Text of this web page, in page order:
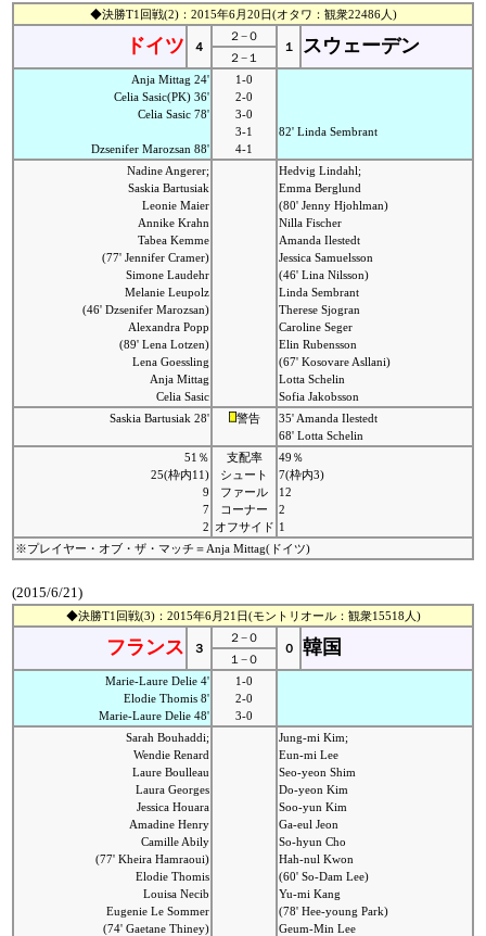
◆決勝T1回戦(2)：2015年6月20日(オタワ：観衆22486人)
ドイツ ４
２−０
１
スウェーデン
２−１
Anja Mittag 24'
Celia Sasic(PK) 36'
Celia Sasic 78'
Dzsenifer Marozsan 88'
1-0
2-0
3-0
3-1
4-1
82' Linda Sembrant
Nadine Angerer;
Saskia Bartusiak
Leonie Maier
Annike Krahn
Tabea Kemme
(77' Jennifer Cramer)
Simone Laudehr
Melanie Leupolz
(46' Dzsenifer Marozsan)
Alexandra Popp
(89' Lena Lotzen)
Lena Goessling
Anja Mittag
Celia Sasic
Hedvig Lindahl;
Emma Berglund
(80' Jenny Hjohlman)
Nilla Fischer
Amanda Ilestedt
Jessica Samuelsson
(46' Lina Nilsson)
Linda Sembrant
Therese Sjogran
Caroline Seger
Elin Rubensson
(67' Kosovare Asllani)
Lotta Schelin
Sofia Jakobsson
Saskia Bartusiak 28'
警告
35' Amanda Ilestedt
68' Lotta Schelin
51％
25(枠内11)
9
7
2
支配率
シュート
ファール
コーナー
オフサイド
49％
7(枠内3)
12
2
1
※プレイヤー・オブ・ザ・マッチ＝Anja Mittag(ドイツ)
(2015/6/21)
◆決勝T1回戦(3)：2015年6月21日(モントリオール：観衆15518人)
フランス ３
２−０
０
韓国
１−０
Marie-Laure Delie 4'
Elodie Thomis 8'
Marie-Laure Delie 48'
1-0
2-0
3-0
Sarah Bouhaddi;
Wendie Renard
Laure Boulleau
Laura Georges
Jessica Houara
Amadine Henry
Camille Abily
(77' Kheira Hamraoui)
Elodie Thomis
Louisa Necib
Eugenie Le Sommer
(74' Gaetane Thiney)
Jung-mi Kim;
Eun-mi Lee
Seo-yeon Shim
Do-yeon Kim
Soo-yun Kim
Ga-eul Jeon
So-hyun Cho
Hah-nul Kwon
(60' So-Dam Lee)
Yu-mi Kang
(78' Hee-young Park)
Geum-Min Lee